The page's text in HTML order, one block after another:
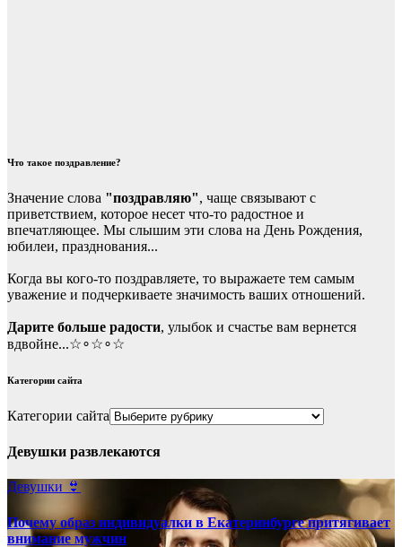
Что такое поздравление?
Значение слова "поздравляю", чаще связывают с
приветствием, которое несет что-то радостное и
впечатляющее. Мы слышим эти слова на День Рождения,
юбилеи, празднования...
Когда вы кого-то поздравляете, то выражаете тем самым
уважение и подчеркиваете значимость ваших отношений.
Дарите больше радости, улыбок и счастье вам вернется
вдвойне...☆∘☆∘☆
Категории сайта
Категории сайта
Девушки развлекаются
Девушки 👙
Почему образ индивидуалки в Екатеринбурге притягивает
внимание мужчин